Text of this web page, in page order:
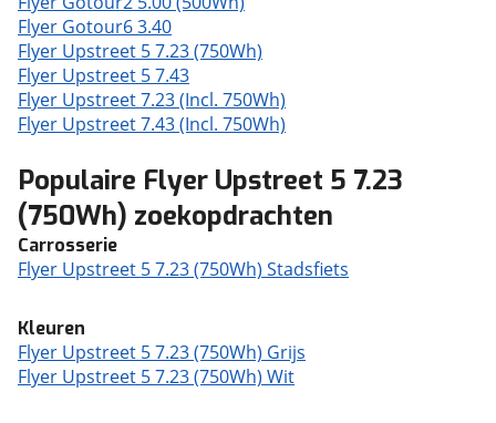
Flyer Gotour6 3.40
Flyer Upstreet 5 7.23 (750Wh)
Flyer Upstreet 5 7.43
Flyer Upstreet 7.23 (Incl. 750Wh)
Flyer Upstreet 7.43 (Incl. 750Wh)
Populaire Flyer Upstreet 5 7.23
(750Wh) zoekopdrachten
Carrosserie
Flyer Upstreet 5 7.23 (750Wh) Stadsfiets
Kleuren
Flyer Upstreet 5 7.23 (750Wh) Grijs
Flyer Upstreet 5 7.23 (750Wh) Wit